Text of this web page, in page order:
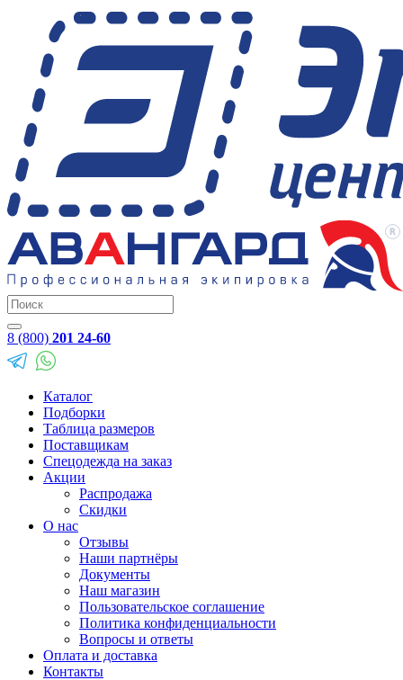
8 (800) 201 24-60
Каталог
Подборки
Таблица размеров
Поставщикам
Спецодежда на заказ
Акции
Распродажа
Скидки
О нас
Отзывы
Наши партнёры
Документы
Наш магазин
Пользовательское соглашение
Политика конфиденциальности
Вопросы и ответы
Оплата и доставка
Контакты